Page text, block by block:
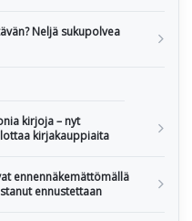
Neljä sukupolvea
kirjoja – nyt
kirjakauppiaita
ennennäkemättömällä
ennustettaan